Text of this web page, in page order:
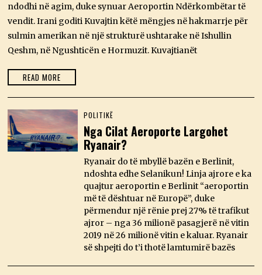
H
O
R
,
2
0
ndodhi në agim, duke synuar Aeroportin Ndërkombëtar të
vendit. Irani goditi Kuvajtin këtë mëngjes në hakmarrje për
sulmin amerikan në një strukturë ushtarake në Ishullin
Qeshm, në Ngushticën e Hormuzit. Kuvajtianët
READ MORE
POLITIKË
Nga Cilat Aeroporte Largohet
Ryanair?
Ryanair do të mbyllë bazën e Berlinit,
ndoshta edhe Selanikun! Linja ajrore e ka
quajtur aeroportin e Berlinit “aeroportin
më të dështuar në Europë”, duke
përmendur një rënie prej 27% të trafikut
ajror – nga 36 milionë pasagjerë në vitin
2019 në 26 milionë vitin e kaluar. Ryanair
së shpejti do t’i thotë lamtumirë bazës